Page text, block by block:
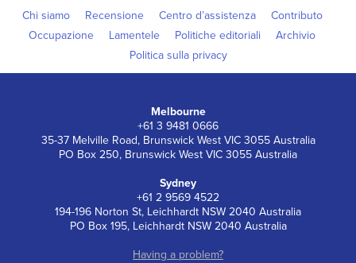
Chi siamo Recensione Centro d’assistenza
Contributo
Occupazione
Lamentele Politiche editoriali
Archivio
Politica sulla privacy
Melbourne
+61 3 9481 0666
35-37 Melville Road, Brunswick West VIC 3055 Australia
PO Box 250, Brunswick West VIC 3055 Australia
Sydney
+61 2 9569 4522
194-196 Norton St, Leichhardt NSW 2040 Australia
PO Box 195, Leichhardt NSW 2040 Australia
Having a problem?